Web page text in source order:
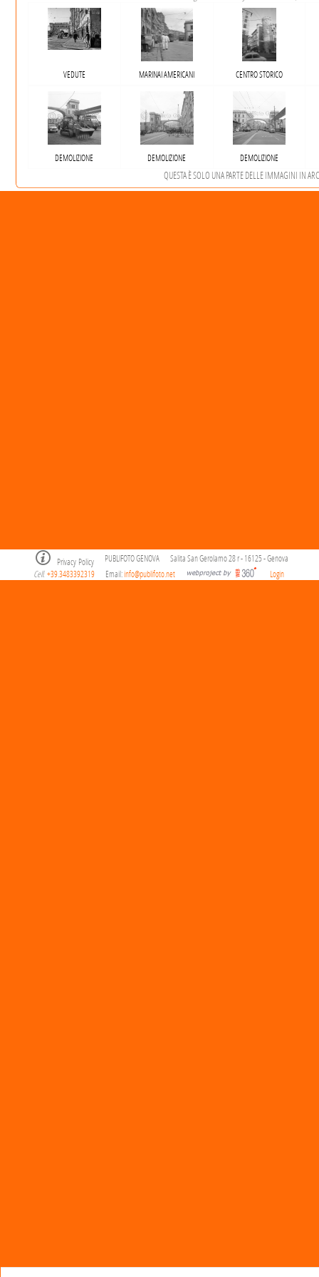
VEDUTE MARINAI AMERICANI CENTRO STORICO
DEMOLIZIONE DEMOLIZIONE DEMOLIZIONE
QUESTA È SOLO UNA PARTE DELLE IMMAGINI IN
Privacy Policy PUBLIFOTO GENOVA
Salita San Gerolamo 28 r - 16125 - Genova
Cell. +39.3483392319 Email:info@publifoto.net Login